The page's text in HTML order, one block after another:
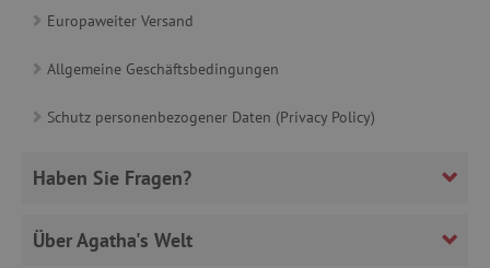
Europaweiter Versand
Allgemeine Geschäftsbedingungen
Schutz personenbezogener Daten (Privacy Policy)
Haben Sie Fragen?
Über Agatha's Welt
_sp_id.ab3e www.agathaswelt.de
featureFlagCheckoutExperimentVariant
www.agathaswelt.de